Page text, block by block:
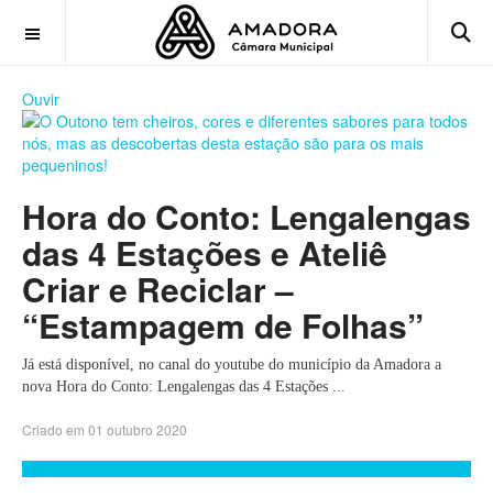
Ouvir
Hora do Conto: Lengalengas
das 4 Estações e Ateliê
Criar e Reciclar –
“Estampagem de Folhas”
Já está disponível, no canal do youtube do município da Amadora a
nova Hora do Conto: Lengalengas das 4 Estações ...
Criado em 01 outubro 2020